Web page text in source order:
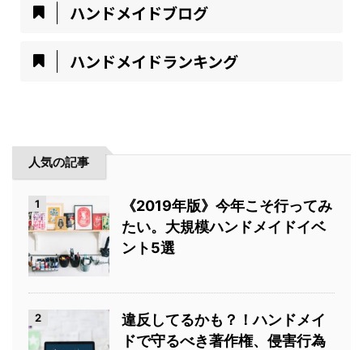
ハンドメイドブログ
ハンドメイドランキング
人気の記事
1
《2019年版》今年こそ行ってみ
たい。大規模ハンドメイドイベ
ント5選
2
違反してるかも？！ハンドメイ
ドで守るべき著作権、侵害行為